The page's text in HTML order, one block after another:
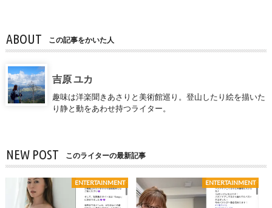
ABOUT この記事をかいた人
吉原 ユカ
趣味は洋楽聞きあさりと美術館巡り。登山したり絵を描いた
り静と動をあわせ持つライター。
NEW POST このライターの最新記事
ENTERTAINMENT ENTERTAINMENT